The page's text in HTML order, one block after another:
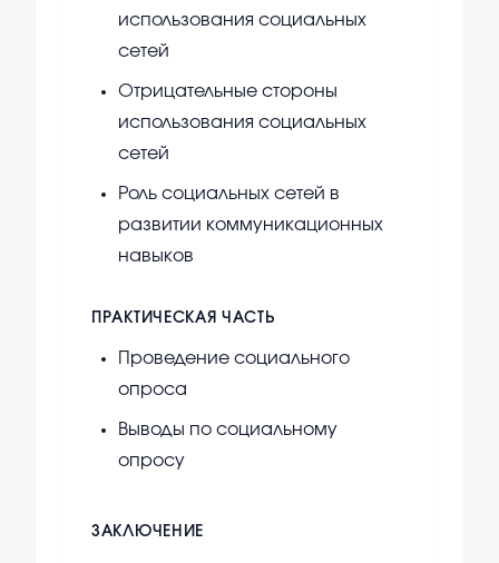
использования социальных
сетей
Отрицательные стороны
использования социальных
сетей
Роль социальных сетей в
развитии коммуникационных
навыков
ПРАКТИЧЕСКАЯ ЧАСТЬ
Проведение социального
опроса
Выводы по социальному
опросу
ЗАКЛЮЧЕНИЕ